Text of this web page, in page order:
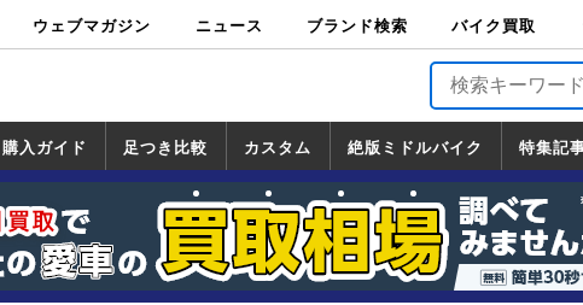
ウェブマガジン ニュース ブランド検索 バイク買取
バイク買取
購入ガイド
一覧
足つき比較 カスタム
カスタム
一覧
ホンダ
ヤマハ
スズキ
カワサキ
絶版ミドルバイク
絶版ミドルバイク
一覧
ホンダ
ヤマハ
スズキ
カワサキ
特集記
道の駅調査隊
ツーリング情報局
日本の道50選
国道めぐり
林道ツーリング